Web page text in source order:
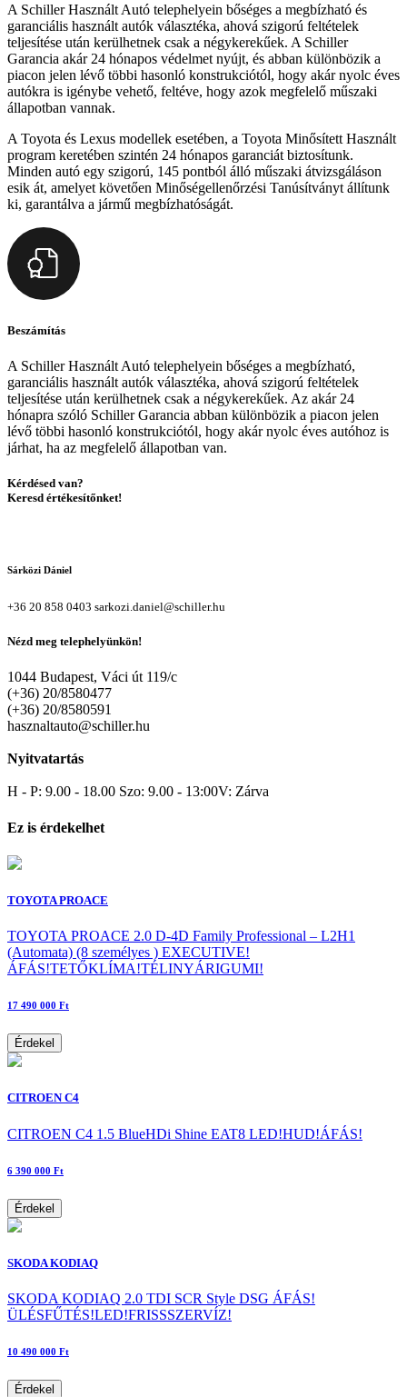
A Schiller Használt Autó telephelyein bőséges a megbízható és
garanciális használt autók választéka, ahová szigorú feltételek
teljesítése után kerülhetnek csak a négykerekűek. A Schiller
Garancia akár 24 hónapos védelmet nyújt, és abban különbözik a
piacon jelen lévő többi hasonló konstrukciótól, hogy akár nyolc éves
autókra is igénybe vehető, feltéve, hogy azok megfelelő műszaki
állapotban vannak.
A Toyota és Lexus modellek esetében, a Toyota Minősített Használt
program keretében szintén 24 hónapos garanciát biztosítunk.
Minden autó egy szigorú, 145 pontból álló műszaki átvizsgáláson
esik át, amelyet követően Minőségellenőrzési Tanúsítványt állítunk
ki, garantálva a jármű megbízhatóságát.
Beszámítás
A Schiller Használt Autó telephelyein bőséges a megbízható,
garanciális használt autók választéka, ahová szigorú feltételek
teljesítése után kerülhetnek csak a négykerekűek. Az akár 24
hónapra szóló Schiller Garancia abban különbözik a piacon jelen
lévő többi hasonló konstrukciótól, hogy akár nyolc éves autóhoz is
járhat, ha az megfelelő állapotban van.
Kérdésed van?
Keresd értékesítőnket!
Sárközi Dániel
+36 20 858 0403 sarkozi.daniel@schiller.hu
Nézd meg telephelyünkön!
1044 Budapest, Váci út 119/c
(+36) 20/8580477
(+36) 20/8580591
hasznaltauto@schiller.hu
Nyitvatartás
H - P: 9.00 - 18.00 Szo: 9.00 - 13:00V: Zárva
Ez is érdekelhet
TOYOTA PROACE
TOYOTA PROACE 2.0 D-4D Family Professional – L2H1
(Automata) (8 személyes ) EXECUTIVE!
ÁFÁS!TETŐKLÍMA!TÉLINYÁRIGUMI!
17 490 000 Ft
Érdekel
CITROEN C4
CITROEN C4 1.5 BlueHDi Shine EAT8 LED!HUD!ÁFÁS!
6 390 000 Ft
Érdekel
SKODA KODIAQ
SKODA KODIAQ 2.0 TDI SCR Style DSG ÁFÁS!
ÜLÉSFŰTÉS!LED!FRISSSZERVÍZ!
10 490 000 Ft
Érdekel